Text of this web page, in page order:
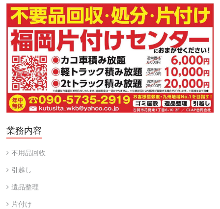
業務内容
不用品回收
引越し
遺品整理
片付け